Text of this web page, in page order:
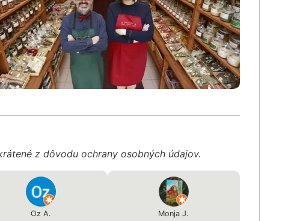
z dôvodu ochrany osobných údajov.
Oz A. Monja J.